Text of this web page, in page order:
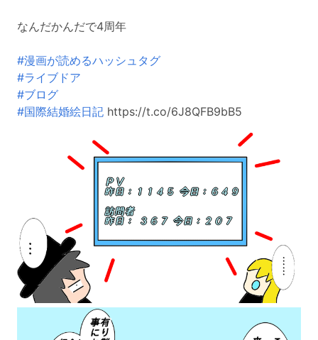
なんだかんだで4周年
#漫画が読めるハッシュタグ
#ライブドア
#ブログ
#国際結婚絵日記 https://t.co/6J8QFB9bB5